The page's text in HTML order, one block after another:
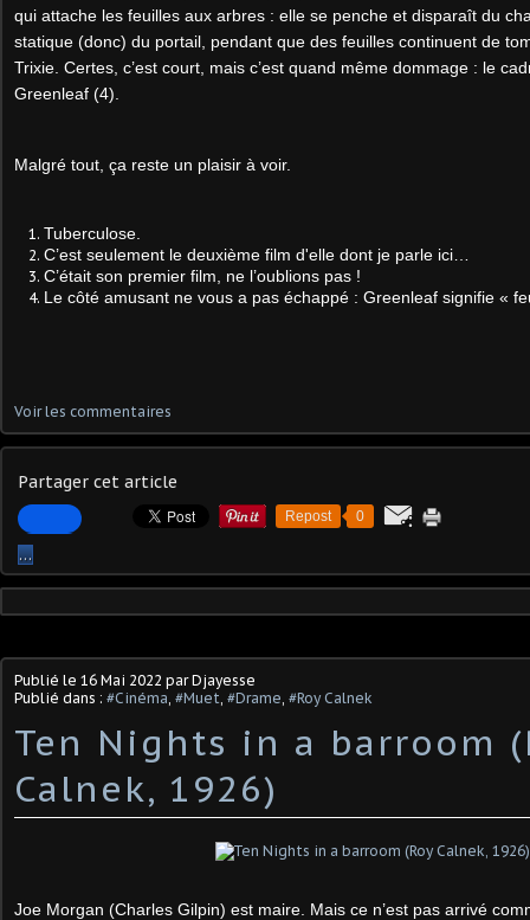
qui attache les feuilles aux arbres : elle se penche et disparaît du
statique (donc) du portail, pendant que des feuilles continuent de
Trixie. Certes, c’est court, mais c’est quand même dommage : le
Greenleaf (4).
Malgré tout, ça reste un plaisir à voir.
Tuberculose.
C’est seulement le deuxième film d'elle dont je parle ici…
C’était son premier film, ne l’oublions pas !
Le côté amusant ne vous a pas échappé : Greenleaf signifie «
Voir les commentaires
Partager cet article
Repost 0
…
Publié le 16 Mai 2022 par Djayesse
Publié dans : #Cinéma #Muet #Drame #Roy Calnek
Ten Nights in a barroom
Calnek, 1926)
Joe Morgan (Charles Gilpin) est maire. Mais ce n’est pas arrivé